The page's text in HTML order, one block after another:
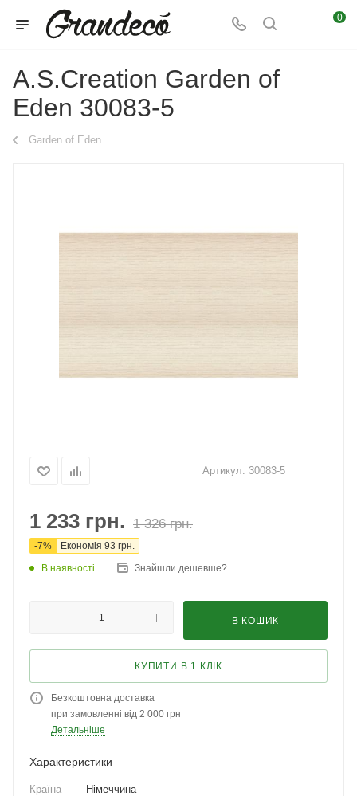
0
A.S.Creation Garden of
Eden 30083-5
Garden of Eden
Артикул: 30083-5
1 233 грн. 1 326грн.
-7% Економія 93 грн.
В наявності
Знайшли дешевше?
В КОШИК
КУПИТИ В 1 КЛІК
Безкоштовна доставка
при замовленні від 2 000 грн
Детальніше
Характеристики
Країна —
Німеччина